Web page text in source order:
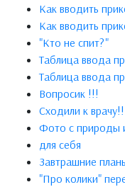
Как вводить
Как вводить
"Кто не спит?"
Таблица ввода
Таблица ввода
Вопросик !!!
Сходили к
Фото с природы
для себя
Завтрашние
"Про колики"